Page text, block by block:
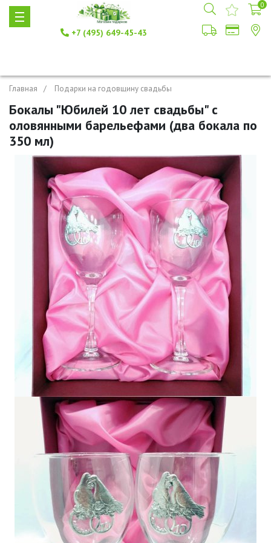
+7 (495) 649-45-43
0
Главная Подарки на годовщину свадьбы
Бокалы "Юбилей 10 лет свадьбы" с
оловянными барельефами (два бокала по
350 мл)